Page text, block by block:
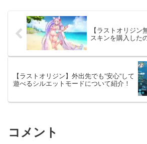
【ラストオリジ
スキンを購入した
【ラストオリジン】外出先でも”安心”して
遊べるシルエットモードについて紹介！
コメント